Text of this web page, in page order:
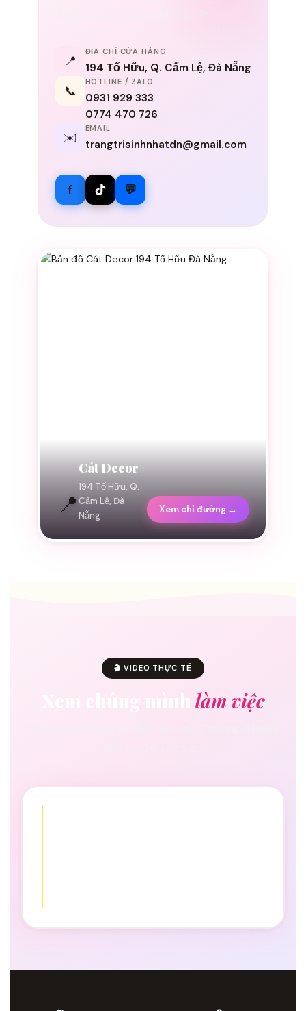
📍
ĐỊA CHỈ CỬA HÀNG
194 Tố Hữu, Q. Cẩm Lệ, Đà Nẵng
📞
HOTLINE / ZALO
0931 929 333
0774 470 726
✉️
EMAIL
trangtrisinhnhatdn@gmail.com
f 💬
📍
Cát Decor
194 Tố Hữu, Q.
Cẩm Lệ, Đà
Nẵng
Xem chỉ đường →
🎬 VIDEO THỰC TẾ
Xem chúng mình làm việc